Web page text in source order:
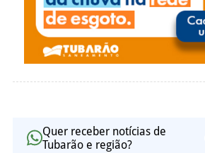
Quer receber notícias de
Tubarão e região?